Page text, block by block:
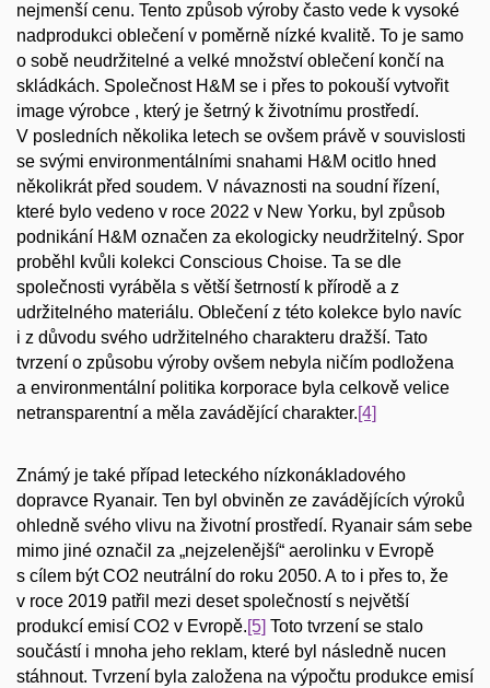
nejmenší cenu. Tento způsob výroby často vede k vysoké
nadprodukci oblečení v poměrně nízké kvalitě. To je samo
o sobě neudržitelné a velké množství oblečení končí na
skládkách. Společnost H&M se i přes to pokouší vytvořit
image výrobce , který je šetrný k životnímu prostředí.
V posledních několika letech se ovšem právě v souvislosti
se svými environmentálními snahami H&M ocitlo hned
několikrát před soudem. V návaznosti na soudní řízení,
které bylo vedeno v roce 2022 v New Yorku, byl způsob
podnikání H&M označen za ekologicky neudržitelný. Spor
proběhl kvůli kolekci Conscious Choise. Ta se dle
společnosti vyráběla s větší šetrností k přírodě a z
udržitelného materiálu. Oblečení z této kolekce bylo navíc
i z důvodu svého udržitelného charakteru dražší. Tato
tvrzení o způsobu výroby ovšem nebyla ničím podložena
a environmentální politika korporace byla celkově velice
netransparentní a měla zavádějící charakter.[4]
Známý je také případ leteckého nízkonákladového
dopravce Ryanair. Ten byl obviněn ze zavádějících výroků
ohledně svého vlivu na životní prostředí. Ryanair sám sebe
mimo jiné označil za „nejzelenější“ aerolinku v Evropě
s cílem být CO2 neutrální do roku 2050. A to i přes to, že
v roce 2019 patřil mezi deset společností s největší
produkcí emisí CO2 v Evropě.[5] Toto tvrzení se stalo
součástí i mnoha jeho reklam, které byl následně nucen
stáhnout. Tvrzení byla založena na výpočtu produkce emisí